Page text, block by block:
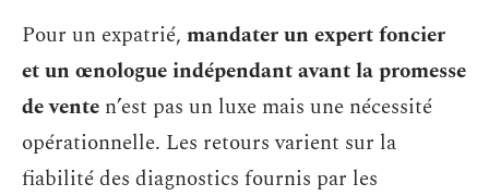
Pour un expatrié, mandater un expert foncier
et un œnologue indépendant avant la promesse
de vente n’est pas un luxe mais une nécessité
opérationnelle. Les retours varient sur la
fiabilité des diagnostics fournis par les